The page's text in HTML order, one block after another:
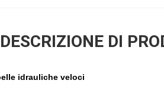
DESCRIZIONE DI
idrauliche veloci